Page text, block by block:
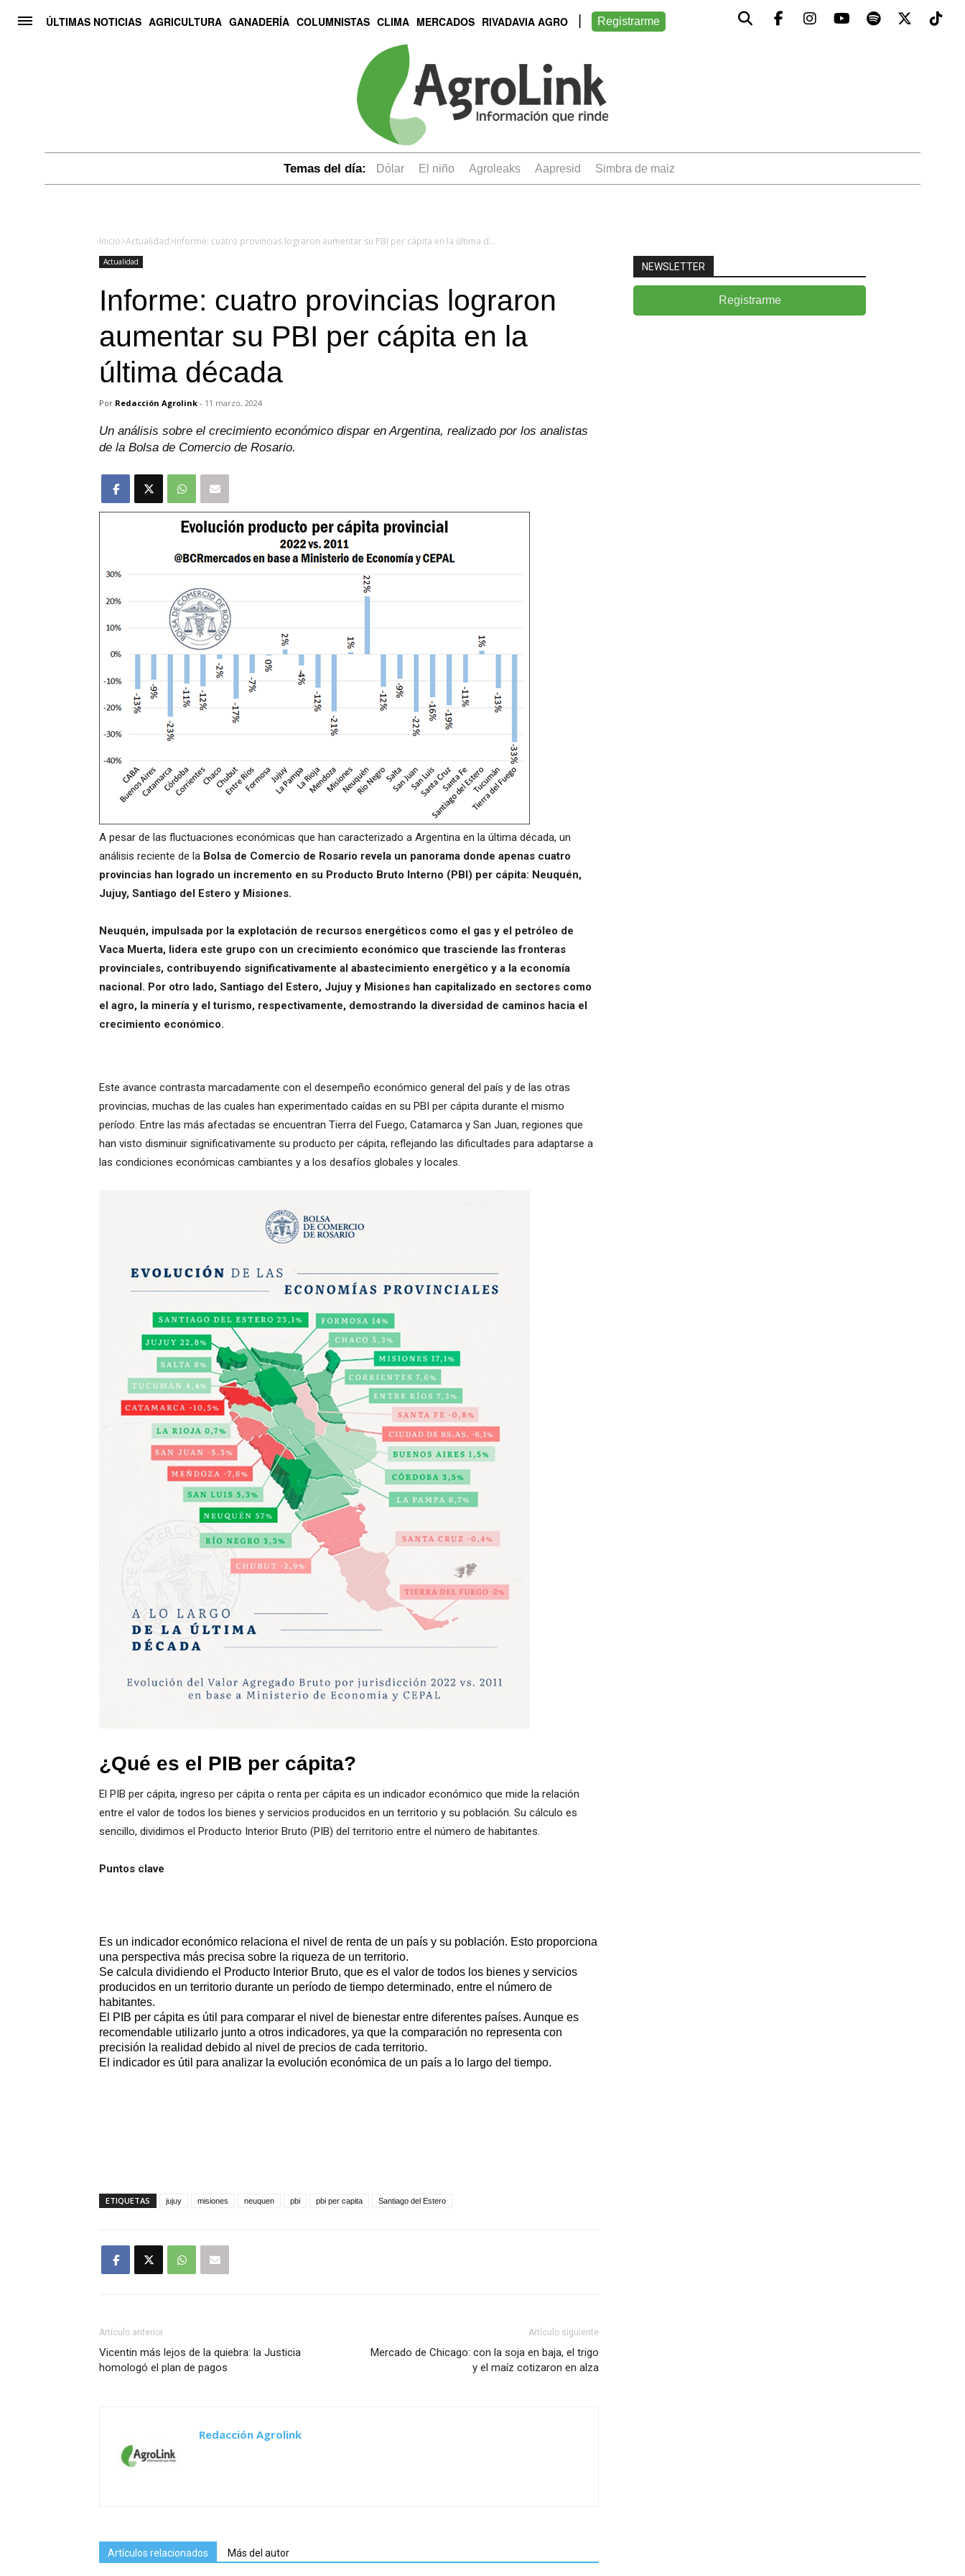
ÚLTIMAS NOTICIAS AGRICULTURA GANADERÍA COLUMNISTAS CLIMA MERCADOS RIVADAVIA AGRO Registrarme
Temas del día: dólar el niño Agroleaks aapresid simbra de maiz
Inicio>Actualidad> Informe: cuatro provincias lograron aumentar su PBI per cápita en la última década
Actualidad
Informe: cuatro provincias lograron
aumentar su PBI per cápita en la
última década
Por Redacción Agrolink - 11 marzo, 2024
Un análisis sobre el crecimiento económico dispar en Argentina, realizado por los analistas
de la Bolsa de Comercio de Rosario.
A pesar de las fluctuaciones económicas que han caracterizado a Argentina en la última década, un
análisis reciente de la Bolsa de Comercio de Rosario revela un panorama donde apenas cuatro
provincias han logrado un incremento en su Producto Bruto Interno (PBI) per cápita: Neuquén,
Jujuy, Santiago del Estero y Misiones.
Neuquén, impulsada por la explotación de recursos energéticos como el gas y el petróleo de
Vaca Muerta, lidera este grupo con un crecimiento económico que trasciende las fronteras
provinciales, contribuyendo significativamente al abastecimiento energético y a la economía
nacional. Por otro lado, Santiago del Estero, Jujuy y Misiones han capitalizado en sectores como
el agro, la minería y el turismo, respectivamente, demostrando la diversidad de caminos hacia el
crecimiento económico.
Este avance contrasta marcadamente con el desempeño económico general del país y de las otras
provincias, muchas de las cuales han experimentado caídas en su PBI per cápita durante el mismo
período. Entre las más afectadas se encuentran Tierra del Fuego, Catamarca y San Juan, regiones que
han visto disminuir significativamente su producto per cápita, reflejando las dificultades para adaptarse a
las condiciones económicas cambiantes y a los desafíos globales y locales.
¿Qué es el PIB per cápita?
El PIB per cápita, ingreso per cápita o renta per cápita es un indicador económico que mide la relación
entre el valor de todos los bienes y servicios producidos en un territorio y su población. Su cálculo es
sencillo, dividimos el Producto Interior Bruto (PIB) del territorio entre el número de habitantes.
Puntos clave
Es un indicador económico relaciona el nivel de renta de un país y su población. Esto proporciona
una perspectiva más precisa sobre la riqueza de un territorio.
Se calcula dividiendo el Producto Interior Bruto, que es el valor de todos los bienes y servicios
producidos en un territorio durante un período de tiempo determinado, entre el número de
habitantes.
El PIB per cápita es útil para comparar el nivel de bienestar entre diferentes países. Aunque es
recomendable utilizarlo junto a otros indicadores, ya que la comparación no representa con
precisión la realidad debido al nivel de precios de cada territorio.
El indicador es útil para analizar la evolución económica de un país a lo largo del tiempo.
ETIQUETAS jujuy misiones neuquen pbi pbi per capita Santiago del Estero
Artículo anterior
Vicentin más lejos de la quiebra: la Justicia
homologó el plan de pagos
Artículo siguiente
Mercado de Chicago: con la soja en baja, el trigo
y el maíz cotizaron en alza
Redacción Agrolink
Artículos relacionados Más del autor
NEWSLETTER
Registrarme